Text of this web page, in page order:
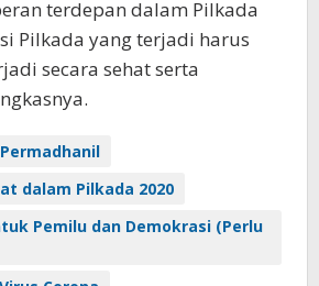
terdepan dalam Pilkada
Pilkada yang terjadi harus
secara sehat serta
dalam Pilkada 2020
Pemilu dan Demokrasi (Perlu